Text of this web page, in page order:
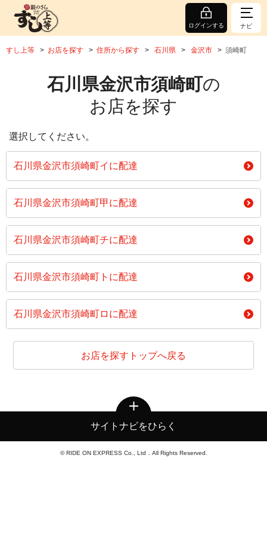
ログインする ナビ
すし上等 お店を探す 住所から探す 石川県 金沢市 須崎町
石川県金沢市須崎町の
お店を探す
選択してください。
石川県金沢市須崎町イに配達
石川県金沢市須崎町甲に配達
石川県金沢市須崎町チに配達
石川県金沢市須崎町トに配達
石川県金沢市須崎町ロに配達
お店を探すトップへ戻る
サイトナビをひらく
© RIDE ON EXPRESS Co., Ltd．All Rights Reserved.